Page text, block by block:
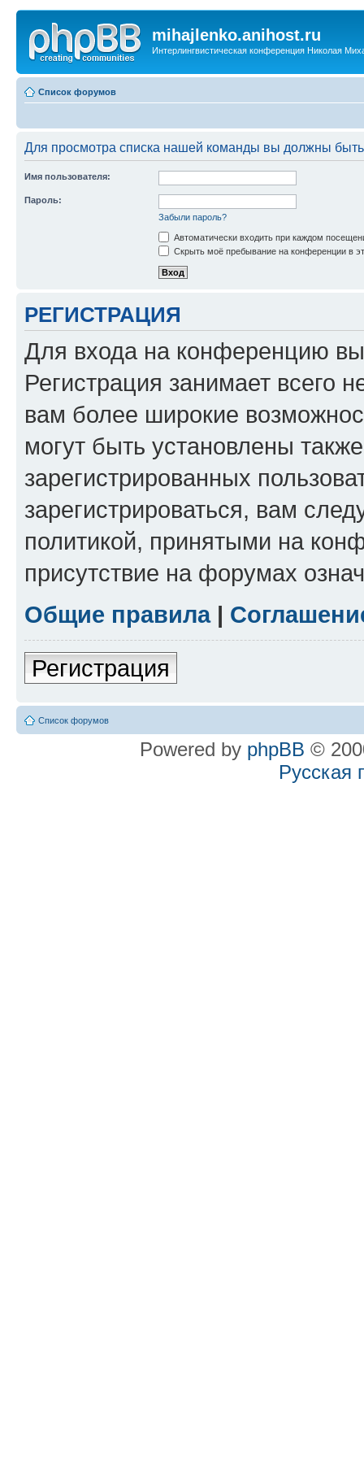
mihajlenko.anihost.ru
Интерлингвистическая конференция Николая
Список форумов
Для просмотра списка нашей команды вы должны
Имя пользователя:
Пароль:
Забыли пароль?
Автоматически входить при каждом
Скрыть моё пребывание на конференции в
РЕГИСТРАЦИЯ
Для входа на конференцию
Регистрация занимает всего
вам более широкие
могут быть установлены
зарегистрированных
зарегистрироваться, вам
политикой, принятыми на
присутствие на форумах
Общие правила|
Регистрация
Список форумов
Powered by phpBB ©
Русская